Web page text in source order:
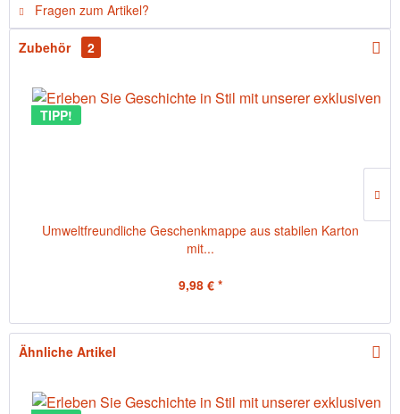
Fragen zum Artikel?
Zubehör 2
TIPP!
Umweltfreundliche Geschenkmappe aus stabilen Karton
mit...
9,98 € *
Ähnliche Artikel